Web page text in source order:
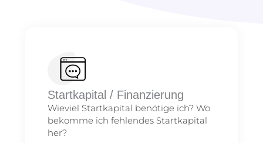
Startkapital / Finanzierung
Wieviel Startkapital benötige ich? Wo
bekomme ich fehlendes Startkapital
her?